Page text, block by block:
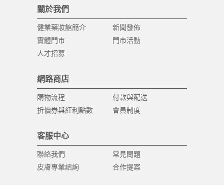
關於我們
健業藥妝館簡介
新聞發佈
實體門市
門市活動
人才招募
網路商店
購物流程
付款與配送
折價券與紅利點數
會員制度
客服中心
聯絡我們
皮膚專業諮詢
常見問題
合作提案